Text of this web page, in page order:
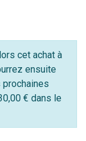
cet achat à
ensuite
€ dans le